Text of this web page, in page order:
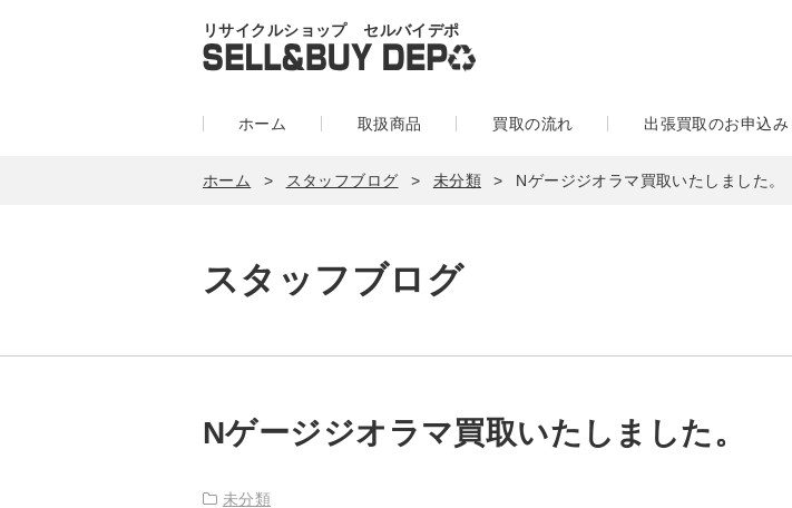
リサイクルショップ セルバイデポ
ホーム 取扱商品 買取の流れ 出張買取のお申込み
ホーム スタッフブログ 未分類 Nゲージジオラマ買取いたしました。
スタッフブログ
Nゲージジオラマ買取いたしました。
未分類